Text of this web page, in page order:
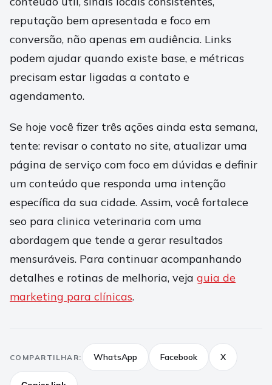
reputação bem apresentada e foco em
conversão, não apenas em audiência. Links
podem ajudar quando existe base, e métricas
precisam estar ligadas a contato e
agendamento.
Se hoje você fizer três ações ainda esta semana,
tente: revisar o contato no site, atualizar uma
página de serviço com foco em dúvidas e definir
um conteúdo que responda uma intenção
específica da sua cidade. Assim, você fortalece
seo para clinica veterinaria com uma
abordagem que tende a gerar resultados
mensuráveis. Para continuar acompanhando
detalhes e rotinas de melhoria, veja guia de
marketing para clínicas.
COMPARTILHAR: WhatsApp Facebook X